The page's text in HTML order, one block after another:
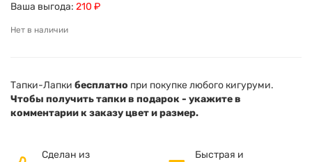
Ваша выгода: 210 ₽
Нет в наличии
Тапки-Лапки бесплатно при покупке любого кигуруми.
Чтобы получить тапки в подарок - укажите в
комментарии к заказу цвет и размер.
Сделан из
Быстрая и